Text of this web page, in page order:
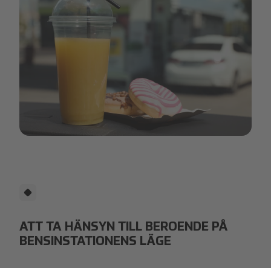
ATT TA HÄNSYN TILL BEROENDE PÅ
BENSINSTATIONENS LÄGE